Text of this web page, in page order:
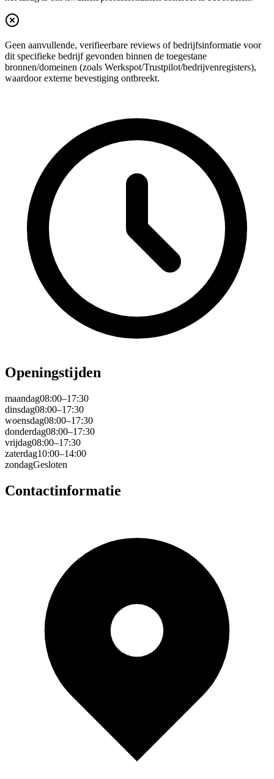
Geen aanvullende, verifieerbare reviews of bedrijfsinformatie voor
dit specifieke bedrijf gevonden binnen de toegestane
bronnen/domeinen (zoals Werkspot/Trustpilot/bedrijvenregisters),
waardoor externe bevestiging ontbreekt.
Openingstijden
maandag08:00–17:30
dinsdag08:00–17:30
woensdag08:00–17:30
donderdag08:00–17:30
vrijdag08:00–17:30
zaterdag10:00–14:00
zondagGesloten
Contactinformatie